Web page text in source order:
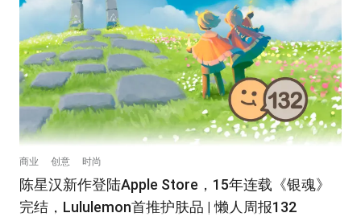
商业 创意 时尚
陈星汉新作登陆Apple Store，15年连载《银魂》
完结，Lululemon首推护肤品 | 懒人周报132